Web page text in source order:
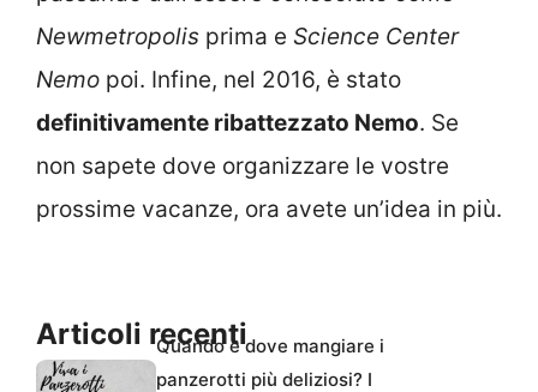
Newmetropolis prima e Science Center
Nemo poi. Infine, nel 2016, è stato
definitivamente ribattezzato Nemo. Se
non sapete dove organizzare le vostre
prossime vacanze, ora avete un’idea in più.
Articoli recentiQuando e dove mangiare i
panzerotti più deliziosi? I